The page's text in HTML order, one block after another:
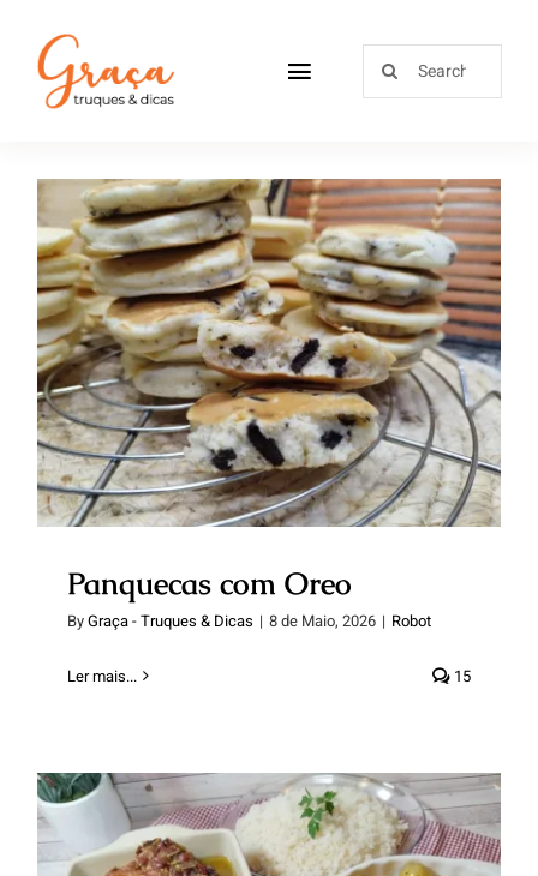
Receitas
Sobre
Loja
Blog
Contactos
Panquecas com Oreo
Panquecas com Oreo
ByGraça - Truques & Dicas | 8 de Maio, 2026 | Robot
Ler mais... 15